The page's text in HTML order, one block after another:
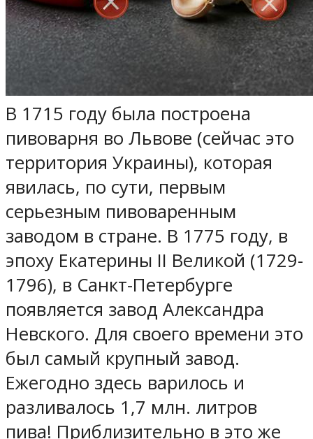
В 1715 году была построена
пивоварня во Львове (сейчас это
территория Украины), которая
явилась, по сути, первым
серьезным пивоваренным
заводом в стране. В 1775 году, в
эпоху Екатерины II Великой (1729-
1796), в Санкт-Петербурге
появляется завод Александра
Невского. Для своего времени это
был самый крупный завод.
Ежегодно здесь варилось и
разливалось 1,7 млн. литров
пива! Приблизительно в это же